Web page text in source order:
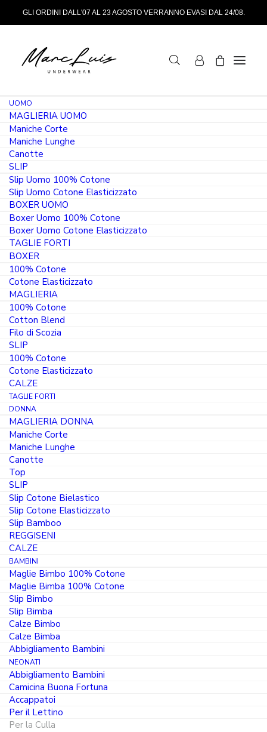
GLI ORDINI DALL'07 AL 23 AGOSTO VERRANNO EVASI DAL 24/08.
UOMO
MAGLIERIA UOMO
Maniche Corte
Maniche Lunghe
Canotte
SLIP
Slip Uomo 100% Cotone
Slip Uomo Cotone Elasticizzato
BOXER UOMO
Boxer Uomo 100% Cotone
Boxer Uomo Cotone Elasticizzato
TAGLIE FORTI
BOXER
100% Cotone
Cotone Elasticizzato
MAGLIERIA
100% Cotone
Cotton Blend
Filo di Scozia
SLIP
100% Cotone
Cotone Elasticizzato
CALZE
TAGLIE FORTI
DONNA
MAGLIERIA DONNA
Maniche Corte
Maniche Lunghe
Canotte
Top
SLIP
Slip Cotone Bielastico
Slip Cotone Elasticizzato
Slip Bamboo
REGGISENI
CALZE
BAMBINI
Maglie Bimbo 100% Cotone
Maglie Bimba 100% Cotone
Slip Bimbo
Slip Bimba
Calze Bimbo
Calze Bimba
Abbigliamento Bambini
NEONATI
Abbigliamento Bambini
Camicina Buona Fortuna
Accappatoi
Per il Lettino
Per la Culla
PRODOTTO IN ITALIA
Lenzuola culla 3 pezzi in cotone 100%
ricamato dolce orsetto
C6005
17.50
17.50 €.
14.88
IL
PREZZO
ATTUALE
È:
14.88 €.
Colore
Lenzuola